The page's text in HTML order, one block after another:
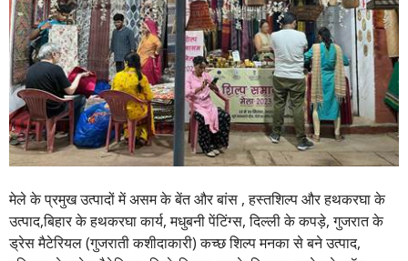
मेले के प्रमुख उत्पादों में असम के बेंत और बांस , हस्तशिल्प और हथकरघा के
उत्पाद,बिहार के हथकरघा कार्य, मधुबनी पेंटिंग्स, दिल्ली के कपड़े, गुजरात के
ड्रेस मैटेरियल (गुजराती कशीदाकारी) कच्छ शिल्प मनका से बने उत्पाद,